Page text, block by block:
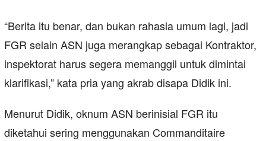
“Berita itu benar, dan bukan rahasia umum lagi, jadi
FGR selain ASN juga merangkap sebagai Kontraktor,
inspektorat harus segera memanggil untuk dimintai
klarifikasi,” kata pria yang akrab disapa Didik ini.
Menurut Didik, oknum ASN berinisial FGR itu
diketahui sering menggunakan Commanditaire